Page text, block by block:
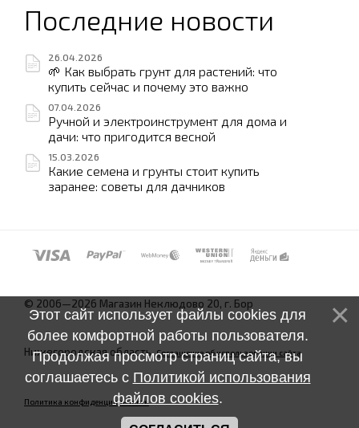
Последние новости
26.04.2026
🌱 Как выбрать грунт для растений: что
купить сейчас и почему это важно
07.04.2026
Ручной и электроинструмент для дома и
дачи: что пригодится весной
15.03.2026
Какие семена и грунты стоит купить
заранее: советы для дачников
© 2006—2026 Магазин Неклюдово 20, г. Бор
Нижегородская область.Соглашение об использовании сайта
Политика конфиденциальности
Этот сайт использует файлы cookies для
более комфортной работы пользователя.
Продолжая просмотр страниц сайта, вы
соглашаетесь с Политикой использования
файлов cookies.